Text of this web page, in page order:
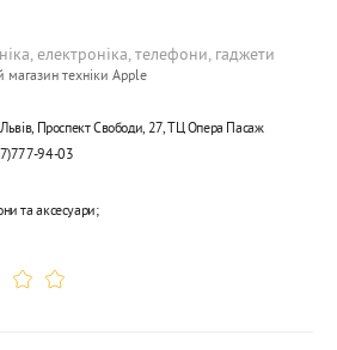
електроніка, телефони, гаджети
магазин техніки Apple
Проспект Свободи, 27, ТЦ Опера Пасаж
94-03
та аксесуари;